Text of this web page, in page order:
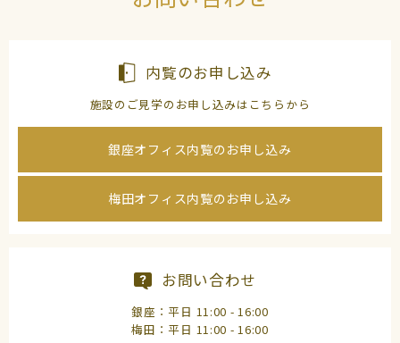
内覧のお申し込み
施設のご見学のお申し込みはこちらから
銀座オフィス内覧のお申し込み
梅田オフィス内覧のお申し込み
お問い合わせ
銀座：平日 11:00 - 16:00
梅田：平日 11:00 - 16:00